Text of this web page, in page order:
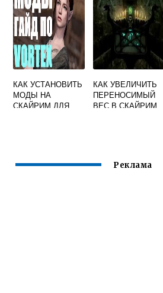
КАК УСТАНОВИТЬ
МОДЫ НА
СКАЙРИМ ДЛЯ
КАК УВЕЛИЧИТЬ
ПЕРЕНОСИМЫЙ
ВЕС В СКАЙРИМ
Реклама